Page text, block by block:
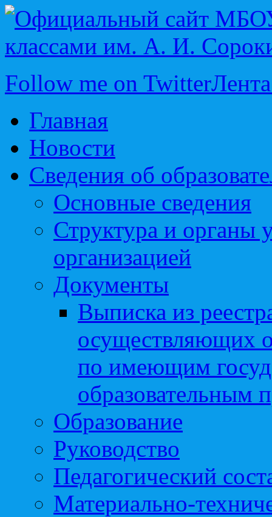
Follow me on Twitter
Главная
Новости
Сведения об
Основные сведения
Структура и органы
организацией
Документы
Выписка из
осуществляющих
по имеющим
образовательным
Образование
Руководство
Педагогический
Материально-